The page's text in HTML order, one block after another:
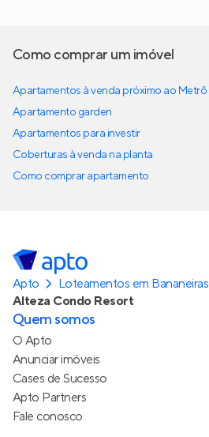
Como comprar um imóvel
Apartamentos à venda próximo ao Metrô
Apartamento garden
Apartamentos para investir
Coberturas à venda na planta
Como comprar apartamento
Apto Loteamentos em Bananeiras
Alteza Condo Resort
Quem somos
O Apto
Anunciar imóveis
Cases de Sucesso
Apto Partners
Fale conosco